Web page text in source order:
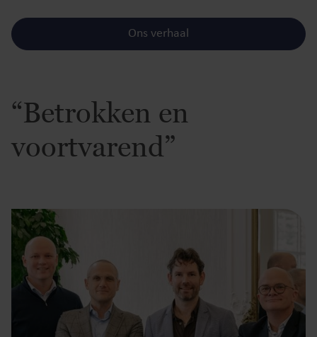
Ons verhaal
“Betrokken en
voortvarend”